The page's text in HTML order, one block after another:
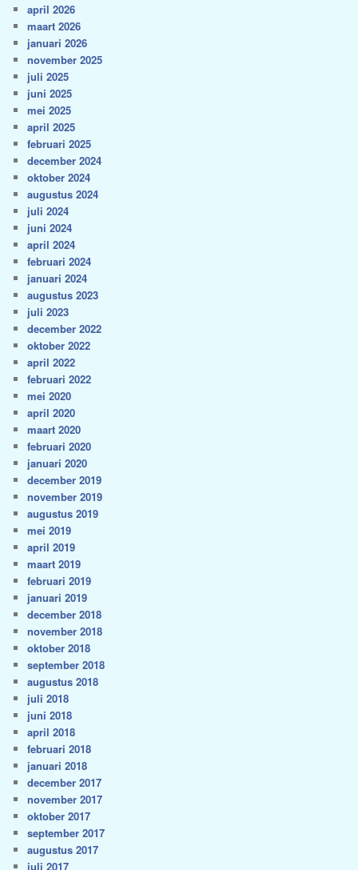
april 2026
maart 2026
januari 2026
november 2025
juli 2025
juni 2025
mei 2025
april 2025
februari 2025
december 2024
oktober 2024
augustus 2024
juli 2024
juni 2024
april 2024
februari 2024
januari 2024
augustus 2023
juli 2023
december 2022
oktober 2022
april 2022
februari 2022
mei 2020
april 2020
maart 2020
februari 2020
januari 2020
december 2019
november 2019
augustus 2019
mei 2019
april 2019
maart 2019
februari 2019
januari 2019
december 2018
november 2018
oktober 2018
september 2018
augustus 2018
juli 2018
juni 2018
april 2018
februari 2018
januari 2018
december 2017
november 2017
oktober 2017
september 2017
augustus 2017
juli 2017